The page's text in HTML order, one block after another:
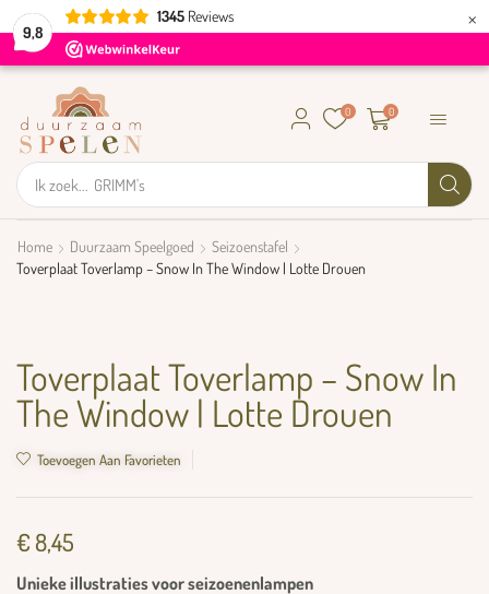
9,8
1345 Reviews ×
Ik zoek... GRIMM's
0 0
Home Duurzaam Speelgoed
Seizoenstafel
Toverplaat Toverlamp – Snow In The Window | Lotte Drouen
Toverplaat Toverlamp – Snow In
The Window | Lotte Drouen
Toevoegen Aan Favorieten
€ 8,45
Unieke illustraties voor seizoenenlampen